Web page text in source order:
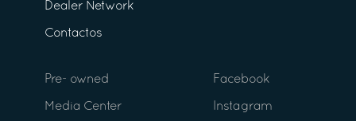
Dealer Network
Contactos
Pre- owned
Media Center
Facebook
Instagram